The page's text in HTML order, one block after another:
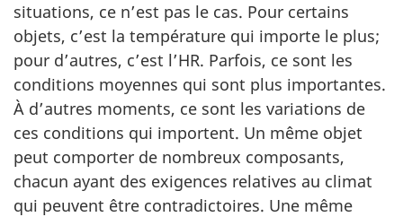
situations, ce n’est pas le cas. Pour certains
objets, c’est la température qui importe le plus;
pour d’autres, c’est l’HR. Parfois, ce sont les
conditions moyennes qui sont plus importantes.
À d’autres moments, ce sont les variations de
ces conditions qui importent. Un même objet
peut comporter de nombreux composants,
chacun ayant des exigences relatives au climat
qui peuvent être contradictoires. Une même